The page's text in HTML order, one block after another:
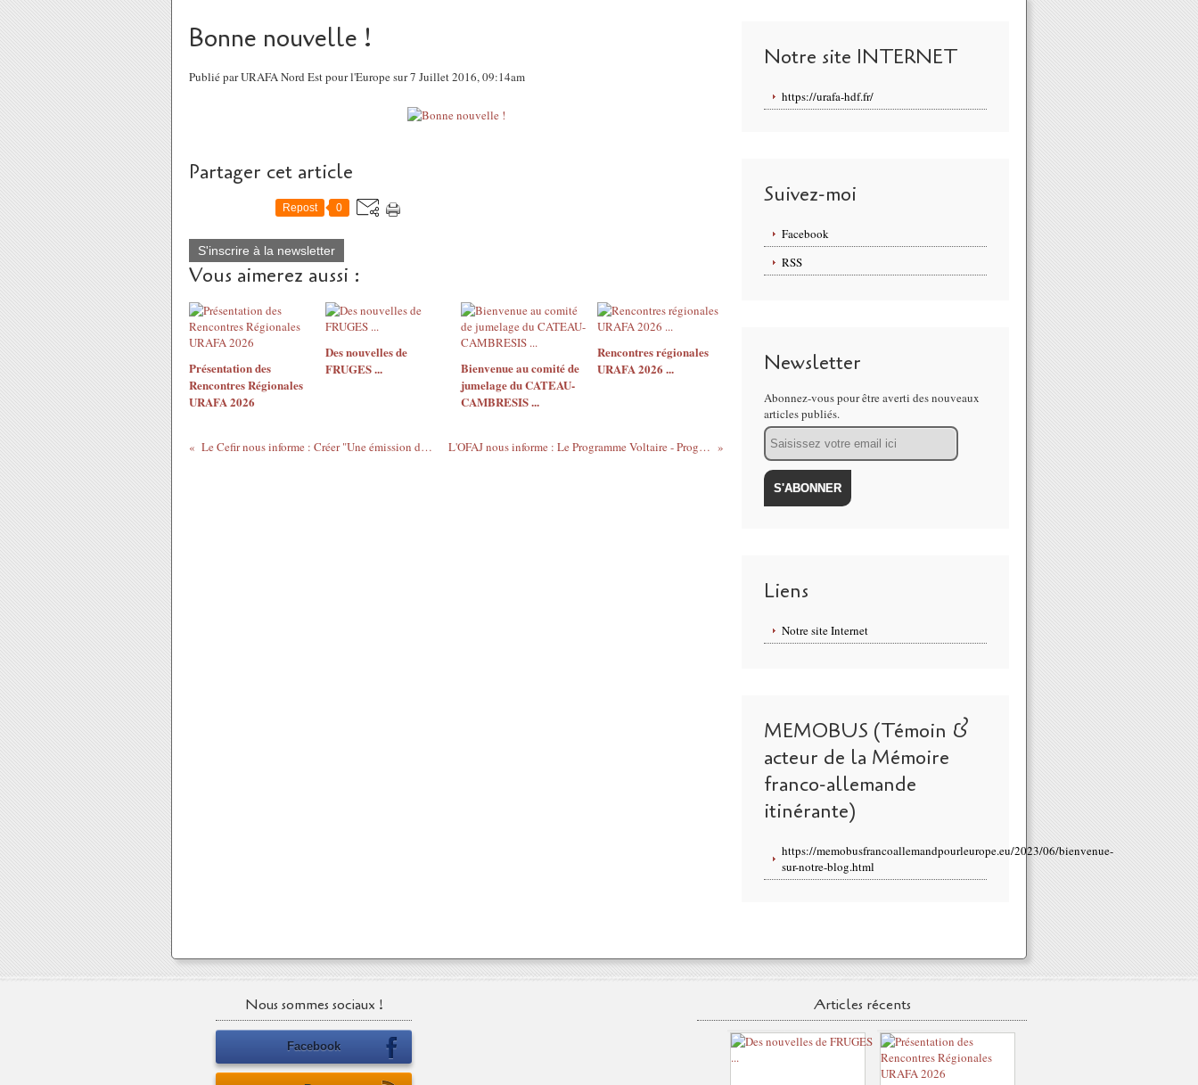
Bonne nouvelle !
Publié par URAFA Nord Est pour l'Europe sur 7 Juillet 2016, 09:14am
Partager cet article
Repost 0
S'inscrire à la newsletter
Vous aimerez aussi :
Présentation des
Rencontres Régionales
URAFA 2026
Des nouvelles de
FRUGES ...
Bienvenue au comité de
jumelage du CATEAU-
CAMBRESIS ...
Rencontres régionales
URAFA 2026 ...
Le Cefir nous informe : Créer "Une émission de radio franco-allemande cet été ?" L'OFAJ nous informe : Le Programme Voltaire - Programme individuel d’échange scolaire
Notre site INTERNET
https://urafa-hdf.fr/
Suivez-moi
Facebook
RSS
Newsletter
Abonnez-vous pour être averti des nouveaux
articles publiés.
Email
Liens
Notre site Internet
MEMOBUS (Témoin &
acteur de la Mémoire
franco-allemande
itinérante)
https://memobusfrancoallemandpourleurope.eu/2023/06/bienvenue-
sur-notre-blog.html
Nous sommes sociaux !
Facebook
Articles récents